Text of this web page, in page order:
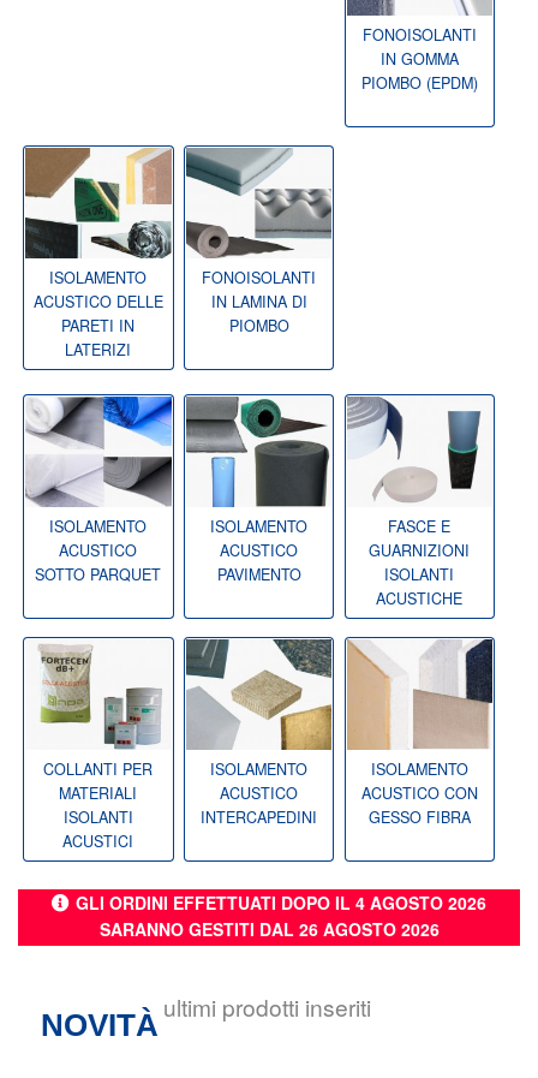
FONOISOLANTI
IN GOMMA
PIOMBO (EPDM)
ISOLAMENTO
ACUSTICO DELLE
PARETI IN
LATERIZI
FONOISOLANTI
IN LAMINA DI
PIOMBO
ISOLAMENTO
ACUSTICO
SOTTO PARQUET
ISOLAMENTO
ACUSTICO
PAVIMENTO
FASCE E
GUARNIZIONI
ISOLANTI
ACUSTICHE
COLLANTI PER
MATERIALI
ISOLANTI
ACUSTICI
ISOLAMENTO
ACUSTICO
INTERCAPEDINI
ISOLAMENTO
ACUSTICO CON
GESSO FIBRA
GLI ORDINI EFFETTUATI DOPO IL 4 AGOSTO 2026
SARANNO GESTITI DAL 26 AGOSTO 2026
NOVITÀ
ultimi prodotti inseriti